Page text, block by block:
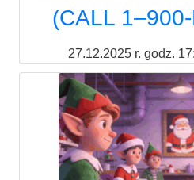
(CALL
27.12.2025 r. godz.